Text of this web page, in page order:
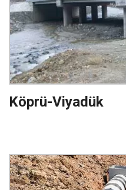
Köprü-Viyadük